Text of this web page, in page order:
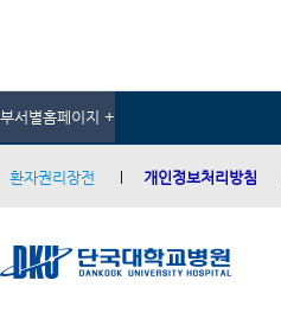
부서별홈페이지 +
환자권리장전 개인정보처리방침